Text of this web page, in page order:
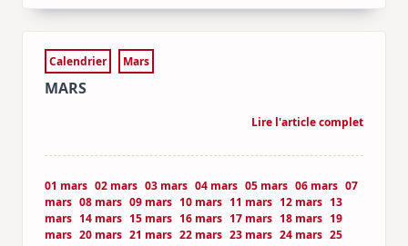
Calendrier Mars
MARS
Lire l'article complet
01 mars 02 mars 03 mars 04 mars 05 mars 06 mars 07
mars 08 mars 09 mars 10 mars 11 mars 12 mars 13
mars 14 mars 15 mars 16 mars 17 mars 18 mars 19
mars 20 mars 21 mars 22 mars 23 mars 24 mars 25